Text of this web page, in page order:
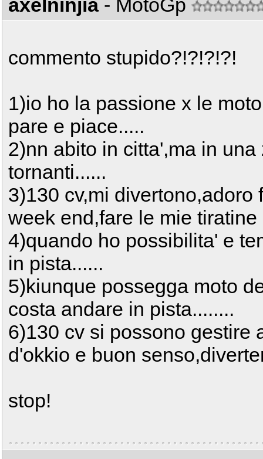
axelninjia - MotoGp
commento stupido?!?!?!?!
1)io ho la passione x le
pare e piace.....
2)nn abito in citta',ma in
tornanti......
3)130 cv,mi
week end,fare le mie tiratine
4)quando ho possibilita' e
in pista......
5)kiunque possegga moto
costa andare in pista........
6)130 cv si possono gestire
d'okkio e buon
stop!